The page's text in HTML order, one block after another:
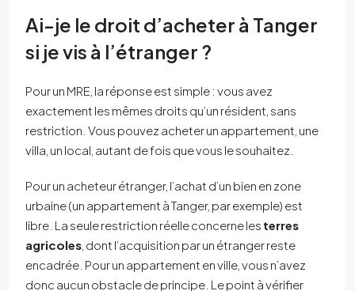
Ai-je le droit d’acheter à Tanger
si je vis à l’étranger ?
Pour un MRE, la réponse est simple : vous avez
exactement les mêmes droits qu’un résident, sans
restriction. Vous pouvez acheter un appartement, une
villa, un local, autant de fois que vous le souhaitez.
Pour un acheteur étranger, l’achat d’un bien en zone
urbaine (un appartement à Tanger, par exemple) est
libre. La seule restriction réelle concerne les terres
agricoles , dont l’acquisition par un étranger reste
encadrée. Pour un appartement en ville, vous n’avez
donc aucun obstacle de principe. Le point à vérifier